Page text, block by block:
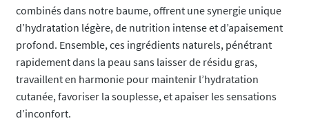
combinés dans notre baume, offrent une synergie unique
d’hydratation légère, de nutrition intense et d’apaisement
profond. Ensemble, ces ingrédients naturels, pénétrant
rapidement dans la peau sans laisser de résidu gras,
travaillent en harmonie pour maintenir l’hydratation
cutanée, favoriser la souplesse, et apaiser les sensations
d’inconfort.